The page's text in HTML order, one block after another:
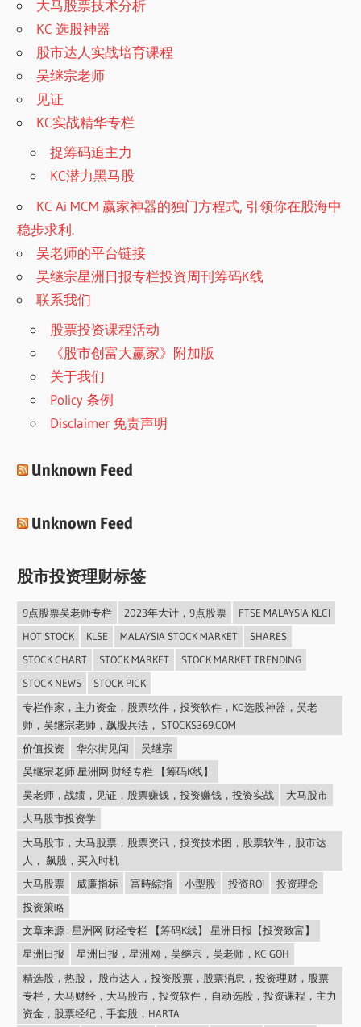
大马股票技术分析
KC 选股神器
股市达人实战培育课程
吴继宗老师
见证
KC实战精华专栏
捉筹码追主力
KC潜力黑马股
KC Ai MCM 赢家神器的独门方程式, 引领你在股海中
稳步求利.
吴老师的平台链接
吴继宗星洲日报专栏投资周刊筹码K线
联系我们
股票投资课程活动
《股市创富大赢家》附加版
关于我们
Policy 条例
Disclaimer 免责声明
Unknown Feed
Unknown Feed
股市投资理财标签
9点股票吴老师专栏 2023年大计，9点股票
FTSE MALAYSIA KLCI
HOT STOCK
KLSE MALAYSIA STOCK MARKET
SHARES
STOCK CHART
STOCK MARKET
STOCK MARKET TRENDING
STOCK NEWS
STOCK PICK
专栏作家，主力资金，股票软件，投资软件，KC选股神器，吴老
师，吴继宗老师，飙股兵法， STOCKS369.COM
价值投资
华尔街见闻
吴继宗
吴继宗老师 星洲网 财经专栏 【筹码K线】
吴老师，战绩，见证，股票赚钱，投资赚钱，投资实战
大马股市
大马股市投资学
大马股市，大马股票，股票资讯，投资技术图，股票软件，股市达
人， 飙股，买入时机
大马股票
威廉指标 富時綜指 小型股 投资ROI
投资理念
投资策略
文章来源 : 星洲网 财经专栏 【筹码K线】 星洲日报【投资致富】
星洲日报
星洲日报，星洲网，吴继宗，吴老师，KC GOH
精选股，热股， 股市达人，投资股票，股票消息，投资理财，股票
专栏，大马财经，大马股市，投资软件，自动选股，投资课程，主力
资金，股票经纪，手套股，HARTA